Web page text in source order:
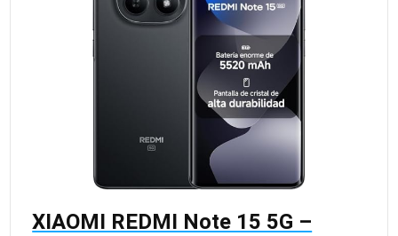
XIAOMI REDMI Note 15 5G –